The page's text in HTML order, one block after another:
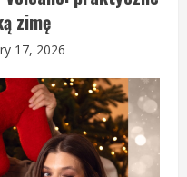
zimę
17, 2026